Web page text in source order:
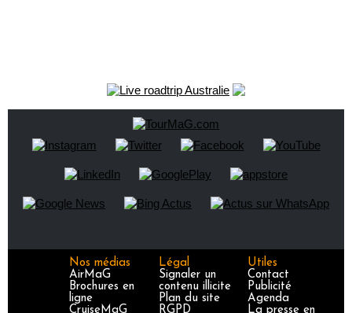
Nos médias
AirMaG
Brochures en
ligne
CruiseMaG
Légal
Signaler un
contenu illicite
Plan du site
RGPD
Utiles
Contact
Publicité
Agenda
La presse en